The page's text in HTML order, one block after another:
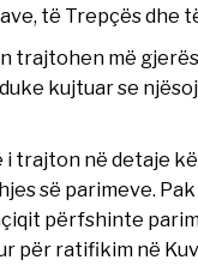
të Trepçës dhe
trajtohen më
kujtuar se
trajton në detaje
së parimeve.
përfshinte
për ratifikim në